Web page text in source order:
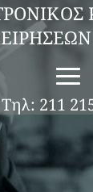
Τηλ: 211